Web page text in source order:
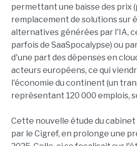
permettant une baisse des prix
remplacement de solutions sur
alternatives générées par l'IA,
parfois de SaaSpocalypse) ou
d'une part des dépenses en
acteurs européens, ce qui
l'économie du continent (un
représentant 120 000 emplois,
Cette nouvelle étude du
par le Cigref, en prolonge une